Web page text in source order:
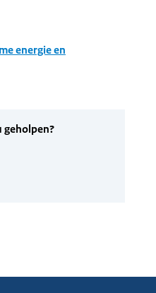
energie en